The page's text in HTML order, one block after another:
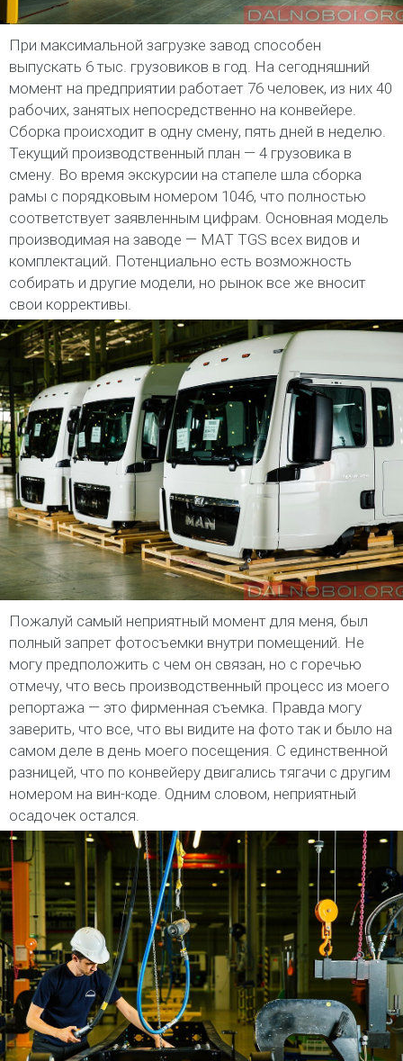
При максимальной загрузке завод способен
выпускать 6 тыс. грузовиков в год. На сегодняшний
момент на предприятии работает 76 человек, из них 40
рабочих, занятых непосредственно на конвейере.
Сборка происходит в одну смену, пять дней в неделю.
Текущий производственный план — 4 грузовика в
смену. Во время экскурсии на стапеле шла сборка
рамы с порядковым номером 1046, что полностью
соответствует заявленным цифрам. Основная модель
производимая на заводе — МАТ TGS всех видов и
комплектаций. Потенциально есть возможность
собирать и другие модели, но рынок все же вносит
свои коррективы.
Пожалуй самый неприятный момент для меня, был
полный запрет фотосъемки внутри помещений. Не
могу предположить с чем он связан, но с горечью
отмечу, что весь производственный процесс из моего
репортажа — это фирменная съемка. Правда могу
заверить, что все, что вы видите на фото так и было на
самом деле в день моего посещения. С единственной
разницей, что по конвейеру двигались тягачи с другим
номером на вин-коде. Одним словом, неприятный
осадочек остался.